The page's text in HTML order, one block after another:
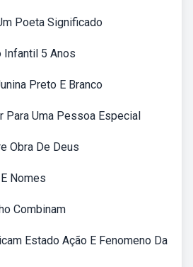
Poeta Significado
Infantil 5 Anos
Preto E Branco
Para Uma Pessoa Especial
Obra De Deus
Nomes
Combinam
Estado Ação E Fenomeno Da